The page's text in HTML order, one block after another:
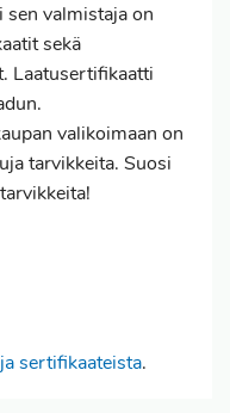
valmistaja on
sekä
Laatusertifikaatti
valikoimaan on
tarvikkeita. Suosi
sertifikaateista.